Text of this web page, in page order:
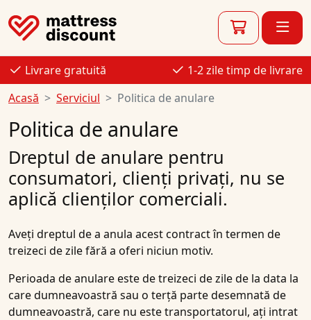
Livrare gratuită
1-2 zile timp de livrare
Acasă
Serviciul Politica de anulare
Politica de anulare
Dreptul de anulare pentru
consumatori, clienți privați, nu se
aplică clienților comerciali.
Aveți dreptul de a anula acest contract în termen de
treizeci de zile fără a oferi niciun motiv.
Perioada de anulare este de treizeci de zile de la data la
care dumneavoastră sau o terță parte desemnată de
dumneavoastră, care nu este transportatorul, ați intrat